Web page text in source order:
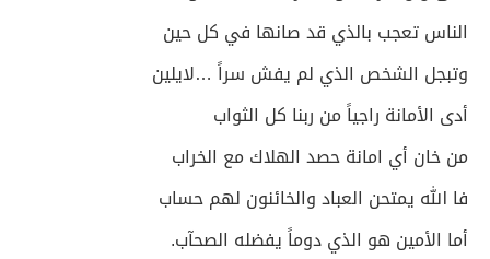
الناس تعجب بالذي قد صانها في كل حين
وتبجل الشخص الذي لم يفش سراً …لايلين
أدى الأمانة راجياً من ربنا كل الثواب
من خان أي امانة حصد الهلاك مع الخراب
فا الله يمتحن العباد والخائنون لهم حساب
أما الأمين هو الذي دوماً يفضله الصحآب.